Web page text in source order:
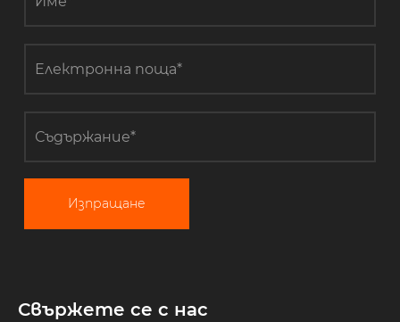
Изпращане
Свържете се с нас